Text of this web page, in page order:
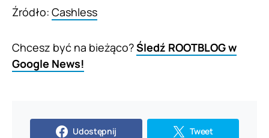
Źródło: Cashless
Chcesz być na bieżąco?Śledź ROOTBLOG w
Google News!
Udostępnij Tweet